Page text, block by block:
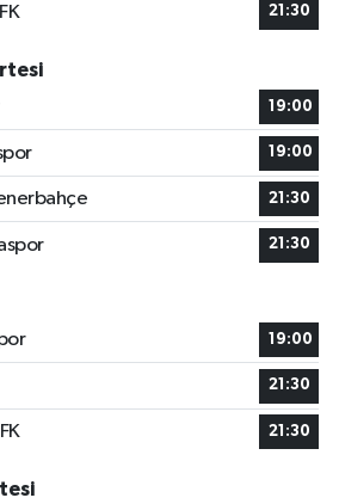
21:30
19:00
19:00
21:30
21:30
19:00
21:30
21:30